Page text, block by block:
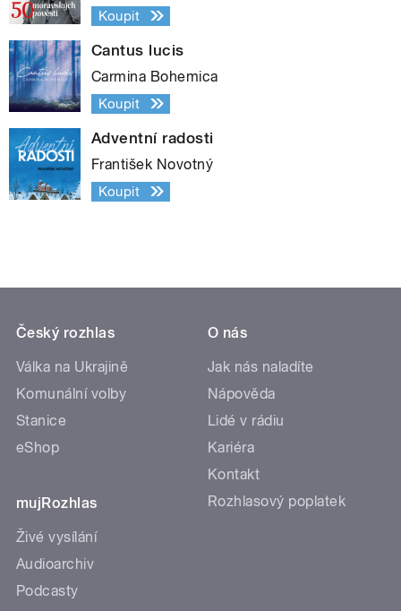
Koupit
Cantus lucis
Carmina Bohemica
Koupit
Adventní radosti
František Novotný
Koupit
Český rozhlas
Válka na Ukrajině
Komunální volby
Stanice
eShop
mujRozhlas
Živé vysílání
Audioarchiv
Podcasty
O nás
Jak nás naladíte
Nápověda
Lidé v rádiu
Kariéra
Kontakt
Rozhlasový poplatek